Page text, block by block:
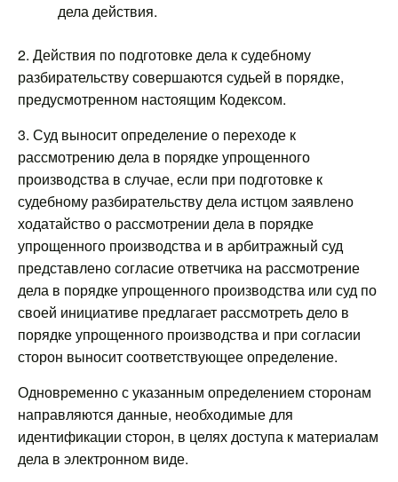
дела действия.
2. Действия по подготовке дела к судебному
разбирательству совершаются судьей в порядке,
предусмотренном настоящим Кодексом.
3. Суд выносит определение о переходе к
рассмотрению дела в порядке упрощенного
производства в случае, если при подготовке к
судебному разбирательству дела истцом заявлено
ходатайство о рассмотрении дела в порядке
упрощенного производства и в арбитражный суд
представлено согласие ответчика на рассмотрение
дела в порядке упрощенного производства или суд по
своей инициативе предлагает рассмотреть дело в
порядке упрощенного производства и при согласии
сторон выносит соответствующее определение.
Одновременно с указанным определением сторонам
направляются данные, необходимые для
идентификации сторон, в целях доступа к материалам
дела в электронном виде.